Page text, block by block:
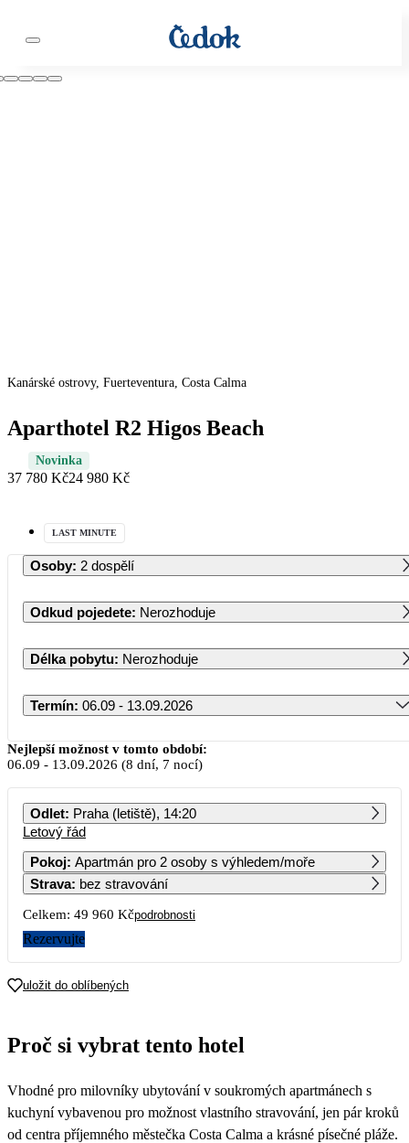
Kanárské ostrovy, Fuerteventura, Costa Calma
Aparthotel R2 Higos Beach
Novinka
37 780 Kč24 980 Kč
LAST MINUTE
Osoby: 2 dospělí
Odkud pojedete: Nerozhoduje
Délka pobytu: Nerozhoduje
Termín: 06.09 - 13.09.2026
Září 2026
PO ÚT ST ČT PÁ SO NE
24 980
7 8
21
25 280
Nejlepší možnost v tomto období:
06.09 - 13.09.2026 (8 dní, 7 nocí)
Odlet: Praha (letiště), 14:20
Letový řád
Pokoj: Apartmán pro 2 osoby s výhledem/moře
Strava: bez stravování
Celkem: 49 960 Kčpodrobnosti
Rezervujte
uložit do oblíbených
Proč si vybrat tento hotel
Vhodné pro milovníky ubytování v soukromých apartmánech s
kuchyní vybavenou pro možnost vlastního stravování, jen pár kroků
od centra příjemného městečka Costa Calma a krásné písečné pláže.